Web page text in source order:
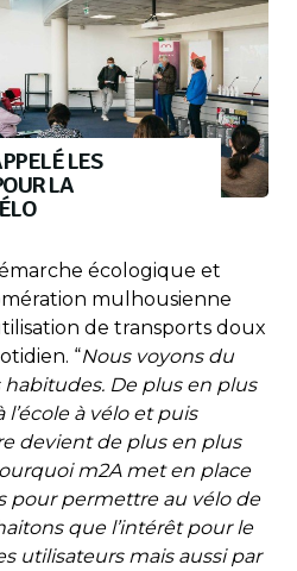
LES
LA
écologique et
mulhousienne
de transports doux
“Nous voyons du
De plus en plus
à vélo et puis
devient de plus en plus
m2A met en place
pour permettre au vélo de
que l’intérêt pour le
utilisateurs mais aussi par